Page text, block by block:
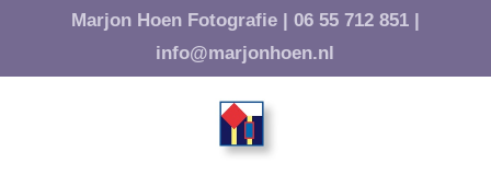
Marjon Hoen Fotografie | 06 55 712 851 |
info@marjonhoen.nl